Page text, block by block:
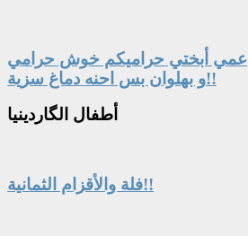
عمي أبختي حراميكم خوش حرامي
و بهلوان بس احنه دماغ سزية!!
أطفال الگاردينيا
فلة والأقزام الثمانية!!